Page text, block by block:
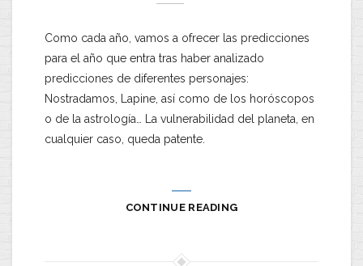
Como cada año, vamos a ofrecer las predicciones
para el año que entra tras haber analizado
predicciones de diferentes personajes:
Nostradamos, Lapine, así como de los horóscopos
o de la astrología… La vulnerabilidad del planeta, en
cualquier caso, queda patente.
CONTINUE READING